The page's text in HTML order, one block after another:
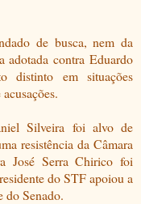
de busca, nem da
adotada contra Eduardo
distinto em situações
Silveira foi alvo de
resistência da Câmara
José Serra Chirico foi
do STF apoiou a
do Senado.